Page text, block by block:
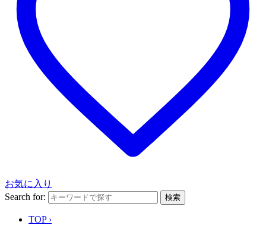
お気に入り
Search for:
検索
TOP ›